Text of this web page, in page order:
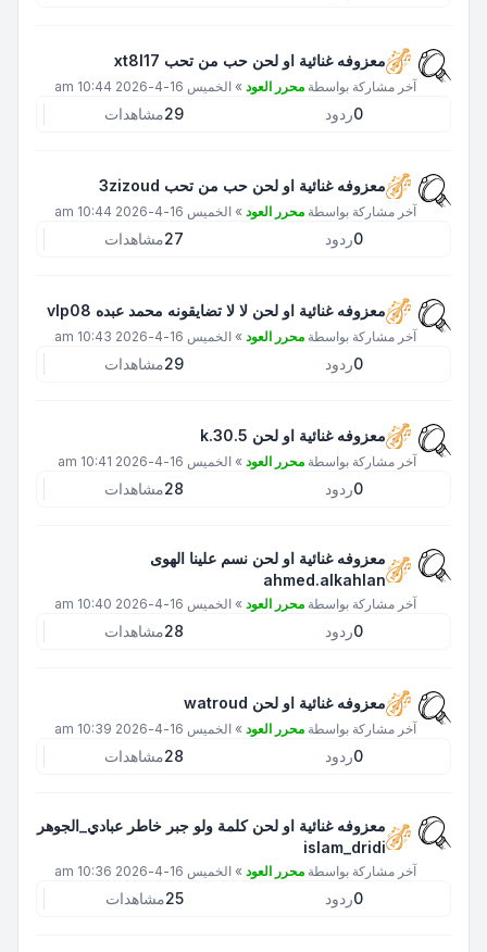
معزوفه غنائية او لحن حب من تحب xt8l17
آخر مشاركة بواسطة محرر العود » الخميس 16-4-2026 10:44 am
0ردود 29مشاهدات
معزوفه غنائية او لحن حب من تحب 3zizoud
آخر مشاركة بواسطة محرر العود » الخميس 16-4-2026 10:44 am
0ردود 27مشاهدات
معزوفه غنائية او لحن لا لا تضايقونه محمد عبده vlp08
آخر مشاركة بواسطة محرر العود » الخميس 16-4-2026 10:43 am
0ردود 29مشاهدات
معزوفه غنائية او لحن k.30.5
آخر مشاركة بواسطة محرر العود » الخميس 16-4-2026 10:41 am
0ردود 28مشاهدات
معزوفه غنائية او لحن نسم علينا الهوى
ahmed.alkahlan
آخر مشاركة بواسطة محرر العود » الخميس 16-4-2026 10:40 am
0ردود 28مشاهدات
معزوفه غنائية او لحن watroud
آخر مشاركة بواسطة محرر العود » الخميس 16-4-2026 10:39 am
0ردود 28مشاهدات
معزوفه غنائية او لحن كلمة ولو جبر خاطر عبادي_الجوهر
islam_dridi
آخر مشاركة بواسطة محرر العود » الخميس 16-4-2026 10:36 am
0ردود 25مشاهدات